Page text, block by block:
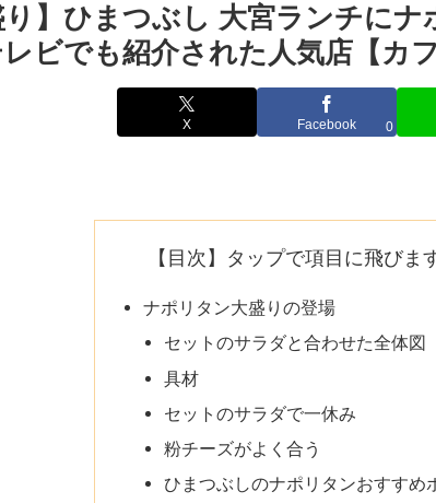
り】ひまつぶし 大宮ランチに
ビでも紹介された人気店【カフ
X Facebook 0
【目次】タップで項目に飛びま
ナポリタン大盛りの登場
セットのサラダと合わせた全体図
具材
セットのサラダで一休み
粉チーズがよく合う
ひまつぶしのナポリタンおすすめ